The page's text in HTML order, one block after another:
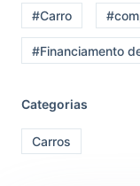
#Carro
#Financiamento
Categorias
Carros